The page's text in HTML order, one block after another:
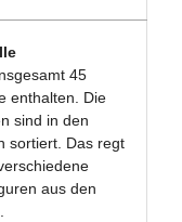
45
enthalten. Die
sind in den
sortiert. Das regt
aus den